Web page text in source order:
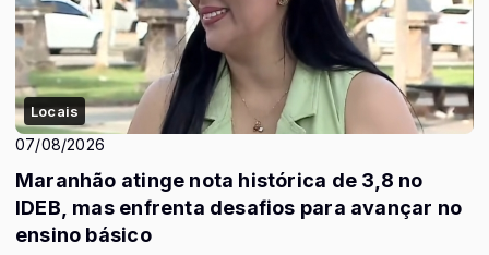
Locais
07/08/2026
Maranhão atinge nota histórica de 3,8 no
IDEB, mas enfrenta desafios para avançar no
ensino básico